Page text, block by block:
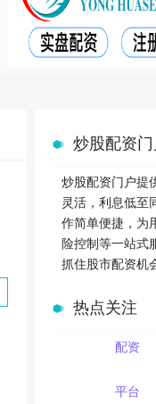
炒股配资
炒股配资门户提
灵活，利息低至
作简单便捷，为
险控制等一站式
抓住股市配资机
热点关注
配资
平台